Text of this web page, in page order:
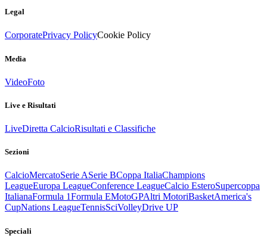
Legal
CorporatePrivacy PolicyCookie Policy
Media
VideoFoto
Live e Risultati
LiveDiretta CalcioRisultati e Classifiche
Sezioni
CalcioMercatoSerie ASerie BCoppa ItaliaChampions
LeagueEuropa LeagueConference LeagueCalcio EsteroSupercoppa
ItalianaFormula 1Formula EMotoGPAltri MotoriBasketAmerica's
CupNations LeagueTennisSciVolleyDrive UP
Speciali